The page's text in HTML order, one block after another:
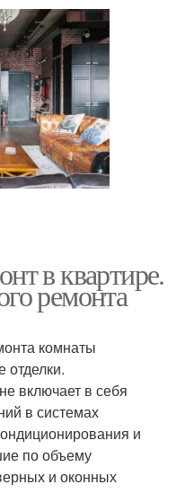
в квартире.
ремонта
комнаты
отделки.
включает в себя
в системах
и
по объему
и оконных